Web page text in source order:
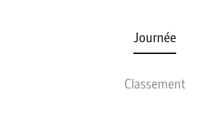
Journée
Classement
COMPOSITIONS